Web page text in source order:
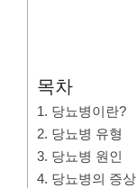
목차
1. 당뇨병이란?
2. 당뇨병 유형
3. 당뇨병 원인
4. 당뇨병의 증상